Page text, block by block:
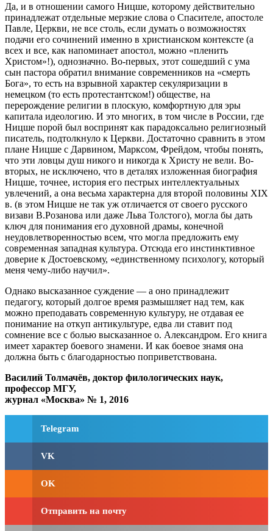
Да, и в отношении самого Ницше, которому действительно
принадлежат отдельные мерзкие слова о Спасителе, апостоле
Павле, Церкви, не все столь, если думать о возможностях
подачи его сочинений именно в христианском контексте (а
всех и все, как напоминает апостол, можно «пленить
Христом»!), однозначно. Во-первых, этот сошедший с ума
сын пастора обратил внимание современников на «смерть
Бога», то есть на взрывной характер секуляризации в
немецком (то есть протестантском!) обществе, на
перерождение религии в плоскую, комфортную для эры
капитала идеологию. И это многих, в том числе в России, где
Ницше порой был воспринят как парадоксально религиозный
писатель, подтолкнуло к Церкви. Достаточно сравнить в этом
плане Ницше с Дарвином, Марксом, Фрейдом, чтобы понять,
что эти ловцы душ никого и никогда к Христу не вели. Во-
вторых, не исключено, что в деталях изложенная биография
Ницше, точнее, история его пестрых интеллектуальных
увлечений, а она весьма характерна для второй половины XIX
в. (в этом Ницше не так уж отличается от своего русского
визави В.Розанова или даже Льва Толстого), могла бы дать
ключ для понимания его духовной драмы, конечной
неудовлетворенностью всем, что могла предложить ему
современная западная культура. Отсюда его инстинктивное
доверие к Достоевскому, «единственному психологу, который
меня чему-либо научил».
Однако высказанное суждение — а оно принадлежит
педагогу, который долгое время размышляет над тем, как
можно преподавать современную культуру, не отдавая ее
понимание на откуп антикультуре, едва ли ставит под
сомнение все с болью высказанное о. Александром. Его книга
имеет характер боевого знамени. И как боевое знамя она
должна быть с благодарностью поприветствована.
Василий Толмачёв, доктор филологических наук,
профессор МГУ,
журнал «Москва» № 1, 2016
Telegram
VK
OK
Отправить на почту